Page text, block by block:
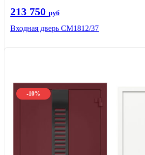
213 750 руб
Входная дверь СМ1812/37
-10%